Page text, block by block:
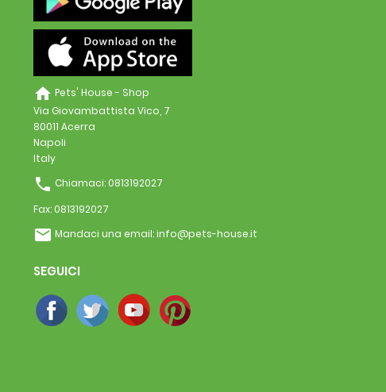
home Pets' House - Shop
Via Giovambattista Vico, 7
80011 Acerra
Napoli
Italy
phone Chiamaci: 0813192027
Fax: 0813192027
email Mandaci una email:info@pets-house.it
SEGUICI